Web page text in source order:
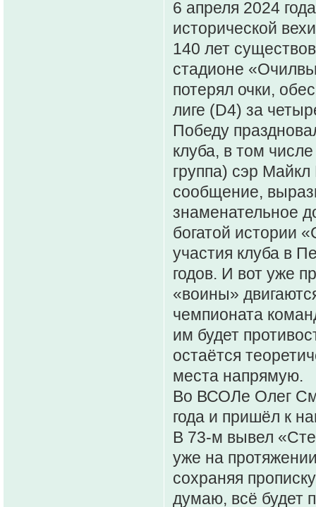
6 апреля 2024
исторической
140 лет
стадионе
потерял очки,
лиге (D4) за
Победу
клуба, в том
группа) сэр
сообщение,
знаменательное
богатой истории
участия клуба в
годов. И вот уже
«воины»
чемпионата
им будет
остаётся
места напрямую.
Во ВСОЛе Олег
года и пришёл к
В 73-м вывел
уже на
сохраняя
думаю, всё будет